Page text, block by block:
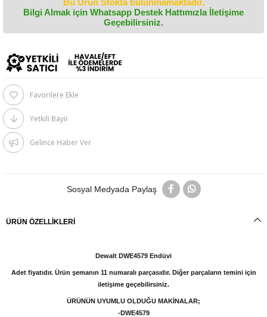
Bu Ürün Stokta bulunmamaktadır.
Bilgi Almak için Whatsapp Destek Hattımızla İletişime
Geçebilirsiniz.
Favorilere Ekle
Yetkili Bayii
Gelince Haber Ver
Sosyal Medyada Paylaş
ÜRÜN ÖZELLIKLERI
Dewalt DWE4579 Endüvi
Adet fiyatıdır. Ürün şemanın 11 numaralı parçasıdır. Diğer parçaların temini için
iletişime geçebilirsiniz.
ÜRÜNÜN UYUMLU OLDUĞU MAKİNALAR;
-DWE4579